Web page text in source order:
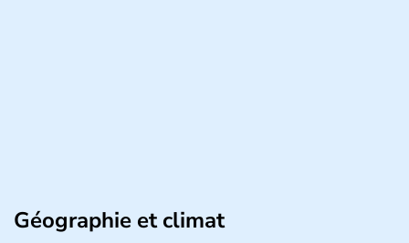
Géographie et climat